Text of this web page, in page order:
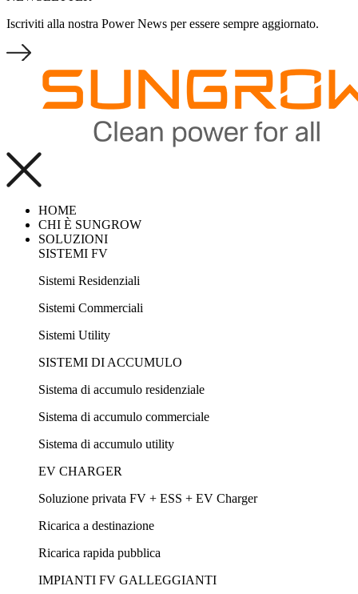
Iscriviti alla nostra Power News per essere sempre aggiornato.
HOME
CHI È SUNGROW
SOLUZIONI
SISTEMI FV
Sistemi Residenziali
Sistemi Commerciali
Sistemi Utility
SISTEMI DI ACCUMULO
Sistema di accumulo residenziale
Sistema di accumulo commerciale
Sistema di accumulo utility
EV CHARGER
Soluzione privata FV + ESS + EV Charger
Ricarica a destinazione
Ricarica rapida pubblica
IMPIANTI FV GALLEGGIANTI